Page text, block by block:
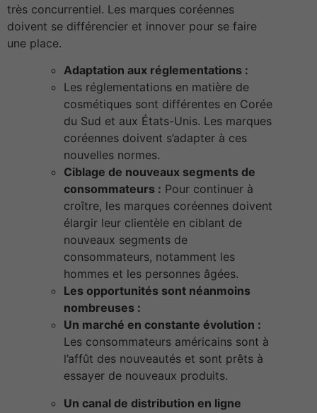
très concurrentiel. Les marques coréennes
doivent se différencier et innover pour se faire
une place.
Adaptation aux réglementations :
Les réglementations en matière de
cosmétiques sont différentes en Corée
du Sud et aux États-Unis. Les marques
coréennes doivent s’adapter à ces
nouvelles normes.
Ciblage de nouveaux segments de
consommateurs : Pour continuer à
croître, les marques coréennes doivent
élargir leur clientèle en ciblant de
nouveaux segments de
consommateurs, notamment les
hommes et les personnes âgées.
Les opportunités sont néanmoins
nombreuses :
Un marché en constante évolution :
Les consommateurs américains sont à
l’affût des nouveautés et sont prêts à
essayer de nouveaux produits.
Un canal de distribution en ligne